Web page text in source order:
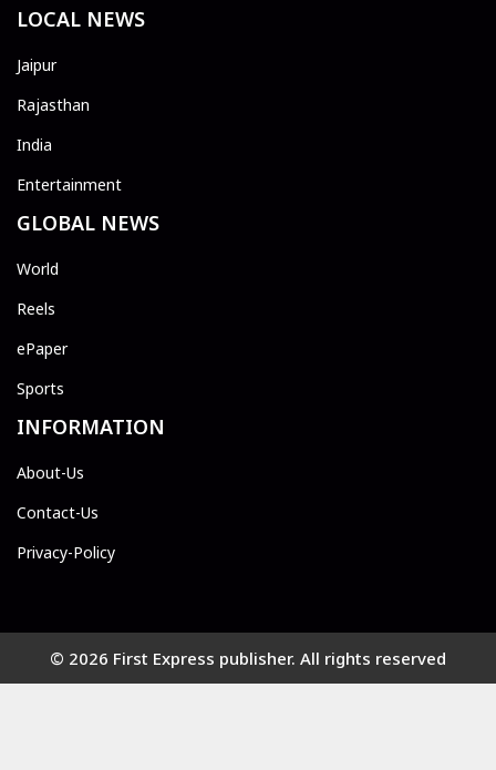
LOCAL NEWS
Jaipur
Rajasthan
India
Entertainment
GLOBAL NEWS
World
Reels
ePaper
Sports
INFORMATION
About-Us
Contact-Us
Privacy-Policy
© 2026 First Express publisher. All rights reserved